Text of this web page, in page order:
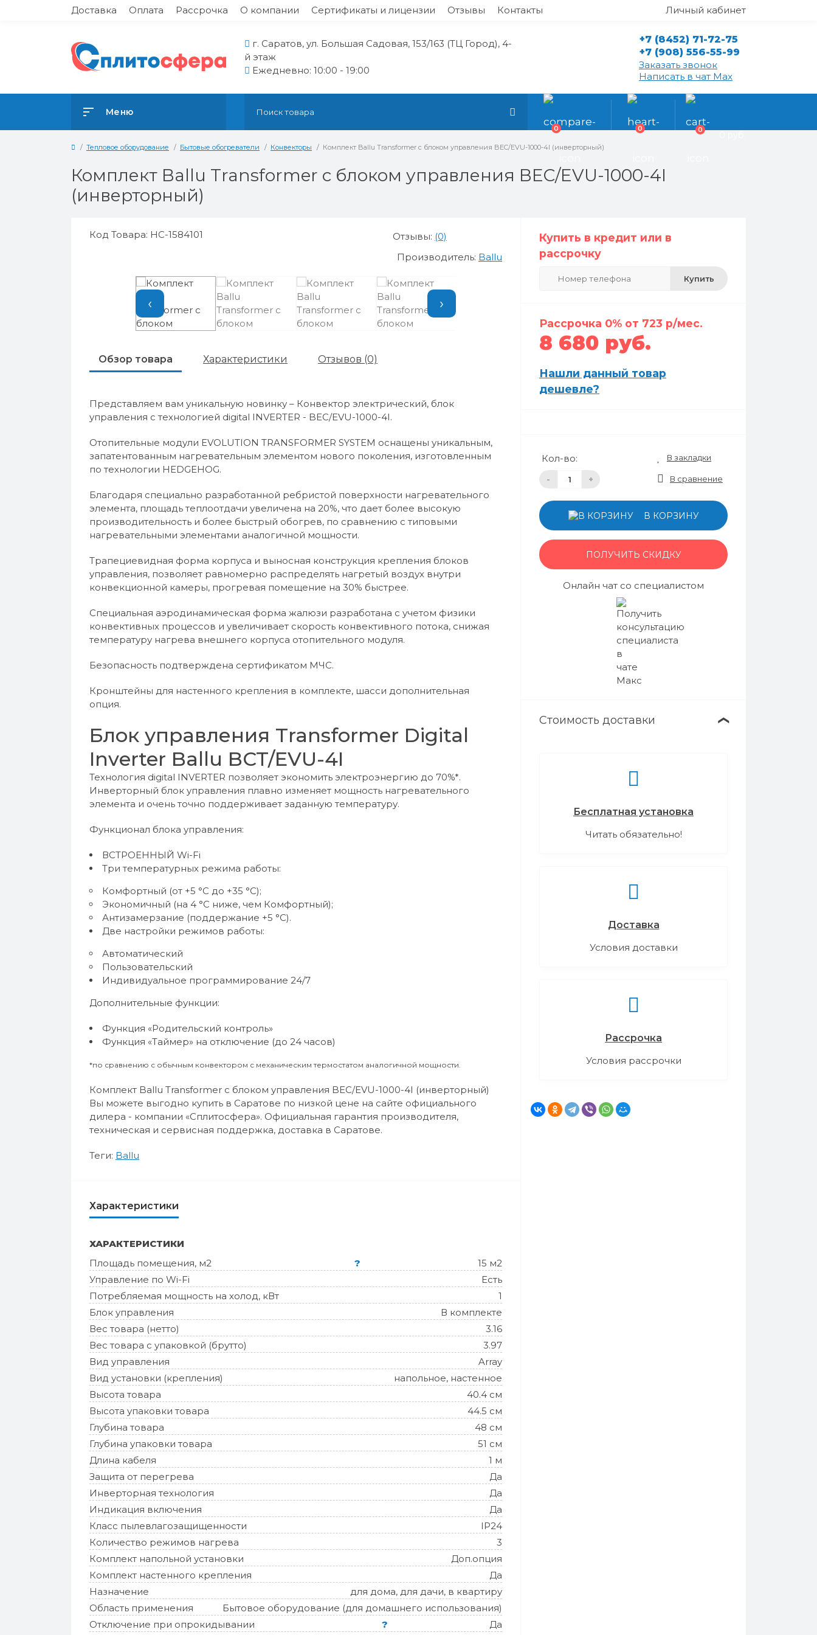
Доставка Оплата Рассрочка О компании Сертификаты и лицензии Отзывы Контакты Личный кабинет
г. Саратов, ул. Большая Садовая, 153/163 (ТЦ Город), 4-
й этаж
Ежедневно: 10:00 - 19:00
+7 (8452) 71-72-75
+7 (908) 556-55-99
Заказать звонок
Написать в чат Max
Меню
0 0 0
Тепловое оборудование Бытовые обогреватели Конвекторы Комплект Ballu Transformer с блоком управления BEC/EVU-1000-4I (инверторный)
Комплект Ballu Transformer с блоком управления BEC/EVU-1000-4I
(инверторный)
Код Товара: НС-1584101 Отзывы: (0)
Производитель: Ballu
‹ ›
Обзор товара Характеристики Отзывов (0)
Представляем вам уникальную новинку – Конвектор электрический, блок
управления с технологией digital INVERTER - BEC/EVU-1000-4I.
Отопительные модули EVOLUTION TRANSFORMER SYSTEM оснащены уникальным,
запатентованным нагревательным элементом нового поколения, изготовленным
по технологии HEDGEHOG.
Благодаря специально разработанной ребристой поверхности нагревательного
элемента, площадь теплоотдачи увеличена на 20%, что дает более высокую
производительность и более быстрый обогрев, по сравнению с типовыми
нагревательными элементами аналогичной мощности.
Трапециевидная форма корпуса и выносная конструкция крепления блоков
управления, позволяет равномерно распределять нагретый воздух внутри
конвекционной камеры, прогревая помещение на 30% быстрее.
Специальная аэродинамическая форма жалюзи разработана с учетом физики
конвективных процессов и увеличивает скорость конвективного потока, снижая
температуру нагрева внешнего корпуса отопительного модуля.
Безопасность подтверждена сертификатом МЧС.
Кронштейны для настенного крепления в комплекте, шасси дополнительная
опция.
Блок управления Transformer Digital
Inverter Ballu BCT/EVU-4I
Технология digital INVERTER позволяет экономить электроэнергию до 70%*.
Инверторный блок управления плавно изменяет мощность нагревательного
элемента и очень точно поддерживает заданную температуру.
Функционал блока управления:
ВСТРОЕННЫЙ Wi-Fi
Три температурных режима работы:
Комфортный (от +5 °C до +35 °C);
Экономичный (на 4 °C ниже, чем Комфортный);
Антизамерзание (поддержание +5 °C).
Две настройки режимов работы:
Автоматический
Пользовательский
Индивидуальное программирование 24/7
Дополнительные функции:
Функция «Родительский контроль»
Функция «Таймер» на отключение (до 24 часов)
*по сравнению с обычным конвектором с механическим термостатом аналогичной мощности.
Комплект Ballu Transformer с блоком управления BEC/EVU-1000-4I (инверторный)
Вы можете выгодно купить в Саратове по низкой цене на сайте официального
дилера - компании «Сплитосфера». Официальная гарантия производителя,
техническая и сервисная поддержка, доставка в Саратове.
Теги: Ballu
Характеристики
ХАРАКТЕРИСТИКИ
Площадь помещения, м2
?
15 м2
Управление по Wi-Fi
Есть
Потребляемая мощность на холод, кВт
1
Блок управления
В комплекте
Вес товара (нетто)
3.16
Вес товара с упаковкой (брутто)
3.97
Вид управления
Array
Вид установки (крепления)
напольное, настенное
Высота товара
40.4 см
Высота упаковки товара
44.5 см
Глубина товара
48 см
Глубина упаковки товара
51 см
Длина кабеля
1 м
Защита от перегрева
Да
Инверторная технология
Да
Индикация включения
Да
Класс пылевлагозащищенности
IP24
Количество режимов нагрева
3
Комплект напольной установки
Доп.опция
Комплект настенного крепления
Да
Назначение
для дома, для дачи, в квартиру
Область применения
Бытовое оборудование (для домашнего использования)
Отключение при опрокидывании
?
Да
Купить в кредит или в
рассрочку
Купить
Рассрочка 0% от 723 р/мес.
8 680 руб.
Нашли данный товар
дешевле?
Кол-во:
- +
В закладки
В сравнение
В КОРЗИНУ
ПОЛУЧИТЬ СКИДКУ
Онлайн чат со специалистом
Стоимость доставки ❯
Бесплатная установка
Читать обязательно!
Доставка
Условия доставки
Рассрочка
Условия рассрочки